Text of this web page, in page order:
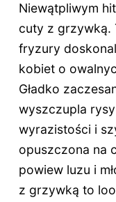
Niewątpliwym
cuty z grzywką.
fryzury
kobiet o
Gładko
wyszczupla
wyrazistości i
opuszczona na
powiew luzu i
z grzywką to